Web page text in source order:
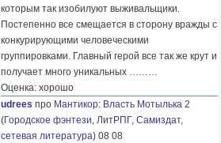
которым так изобилуют выживальщики.
Постепенно все смещается в сторону вражды с
конкурирующими человеческими
группировками. Главный герой все так же крут и
получает много уникальных ………
Оценка: хорошо
udrees про Мантикор: Власть Мотылька 2
(Городское фэнтези, ЛитРПГ, Самиздат,
сетевая литература) 08 08